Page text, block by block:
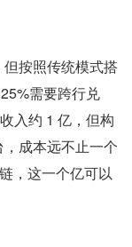
按照传统模式搭
需要跨行兑
入约 1 亿，但构
成本远不止一个
，这一个亿可以